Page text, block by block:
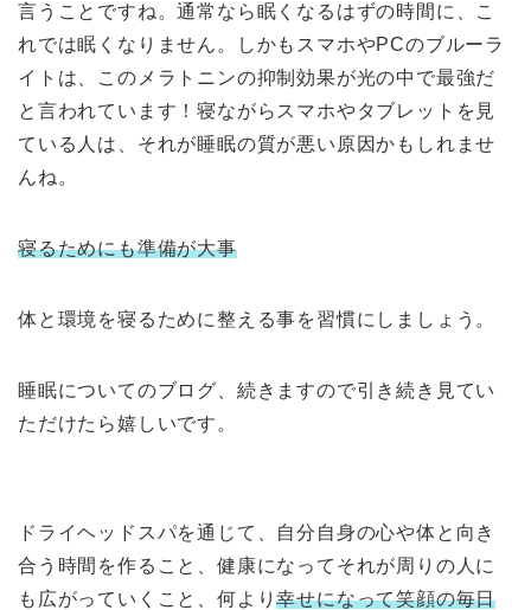
言うことですね。通常なら眠くなるはずの時間に、こ
れでは眠くなりません。しかもスマホやPCのブルーラ
イトは、このメラトニンの抑制効果が光の中で最強だ
と言われています！寝ながらスマホやタブレットを見
ている人は、それが睡眠の質が悪い原因かもしれませ
んね。
寝るためにも準備が大事
体と環境を寝るために整える事を習慣にしましょう。
睡眠についてのブログ、続きますので引き続き見てい
ただけたら嬉しいです。
ドライヘッドスパを通じて、自分自身の心や体と向き
合う時間を作ること、健康になってそれが周りの人に
も広がっていくこと、何より幸せになって笑顔の毎日